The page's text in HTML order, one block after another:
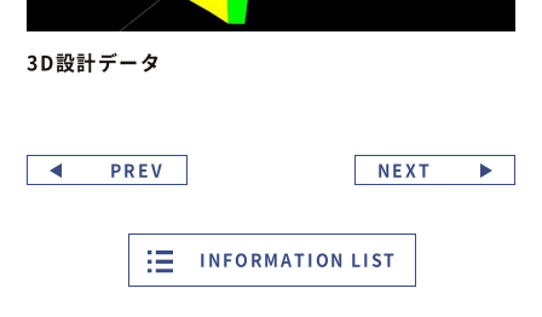
3D設計データ
PREV
INFORMATION LIST
NEXT